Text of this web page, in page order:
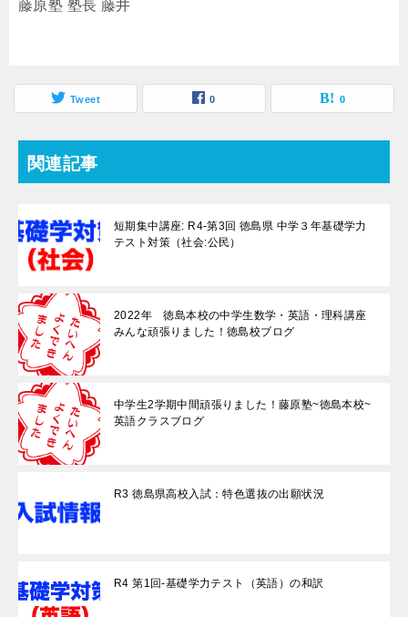
藤原塾 塾長 藤井
Tweet 0 0
関連記事
短期集中講座: R4-第3回 徳島県 中学３年基礎学力
テスト対策（社会:公民）
2022年 徳島本校の中学生数学・英語・理科講座
みんな頑張りました！徳島校ブログ
中学生2学期中間頑張りました！藤原塾~徳島本校~
英語クラスブログ
R3 徳島県高校入試：特色選抜の出願状況
R4 第1回-基礎学力テスト（英語）の和訳